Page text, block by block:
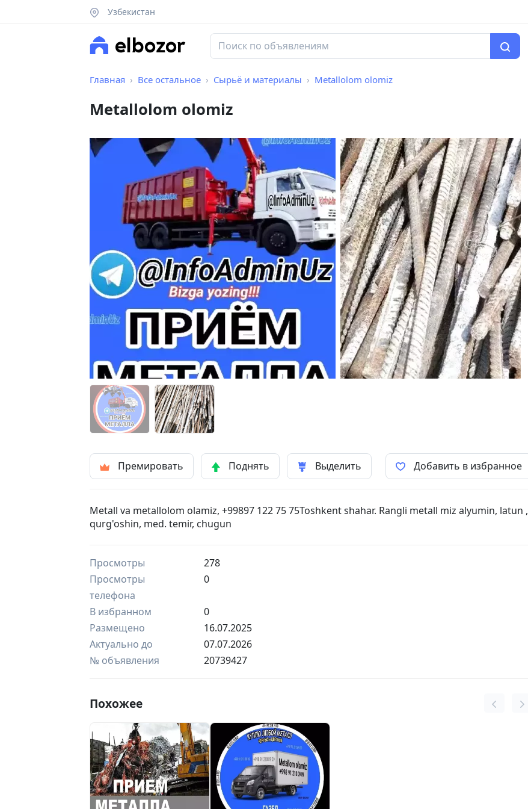
Узбекистан
Главная Все остальное Сырьё и материалы Metallolom olomiz
Metallolom olomiz
Премировать Поднять Выделить Добавить в избранное
Metall va metallolom olamiz, +99897 122 75 75Toshkent shahar. Rangli metall miz alyumin, latun ,
qurg'oshin, med. temir, chugun
Просмотры
278
Просмотры
телефона
0
В избранном
0
Размещено
16.07.2025
Актуально до
07.07.2026
№ объявления
20739427
Похожее